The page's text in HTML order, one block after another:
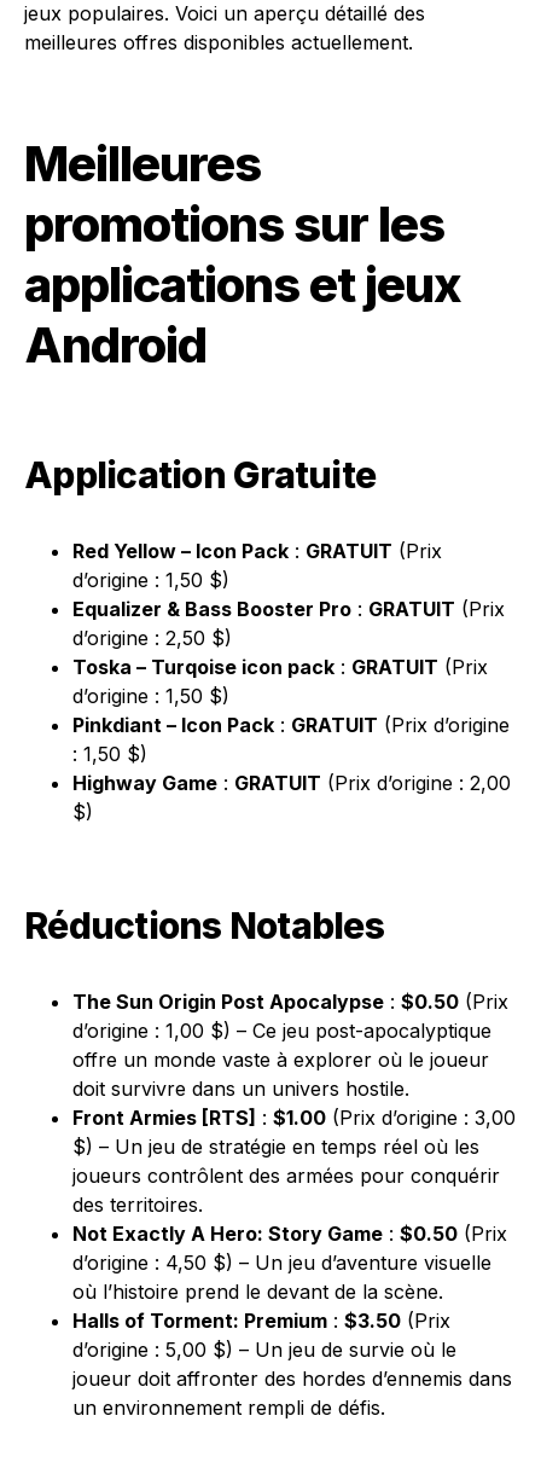
jeux populaires. Voici un aperçu détaillé des
meilleures offres disponibles actuellement.
Meilleures
promotions sur les
applications et jeux
Android
Application Gratuite
Red Yellow – Icon Pack : GRATUIT (Prix
d’origine : 1,50 $)
Equalizer & Bass Booster Pro : GRATUIT (Prix
d’origine : 2,50 $)
Toska – Turqoise icon pack : GRATUIT (Prix
d’origine : 1,50 $)
Pinkdiant – Icon Pack : GRATUIT (Prix d’origine
: 1,50 $)
Highway Game : GRATUIT (Prix d’origine : 2,00
$)
Réductions Notables
The Sun Origin Post Apocalypse : $0.50 (Prix
d’origine : 1,00 $) – Ce jeu post-apocalyptique
offre un monde vaste à explorer où le joueur
doit survivre dans un univers hostile.
Front Armies [RTS] : $1.00 (Prix d’origine : 3,00
$) – Un jeu de stratégie en temps réel où les
joueurs contrôlent des armées pour conquérir
des territoires.
Not Exactly A Hero: Story Game : $0.50 (Prix
d’origine : 4,50 $) – Un jeu d’aventure visuelle
où l’histoire prend le devant de la scène.
Halls of Torment: Premium : $3.50 (Prix
d’origine : 5,00 $) – Un jeu de survie où le
joueur doit affronter des hordes d’ennemis dans
un environnement rempli de défis.